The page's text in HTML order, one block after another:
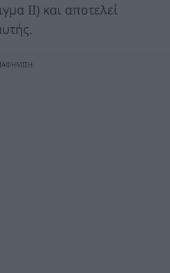
ΙΙ) και αποτελεί